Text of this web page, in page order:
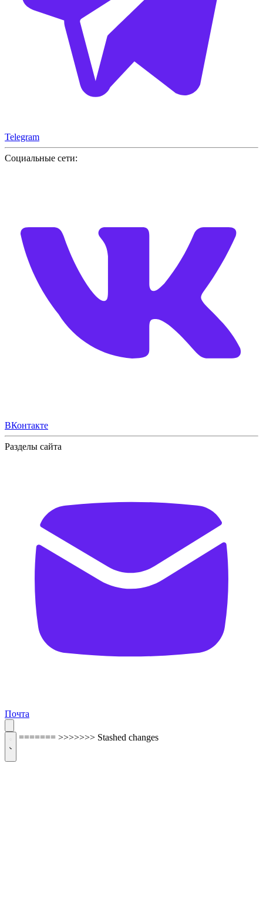
Telegram
Социальные сети:
ВКонтакте
Разделы сайта
Почта
======= >>>>>>> Stashed changes